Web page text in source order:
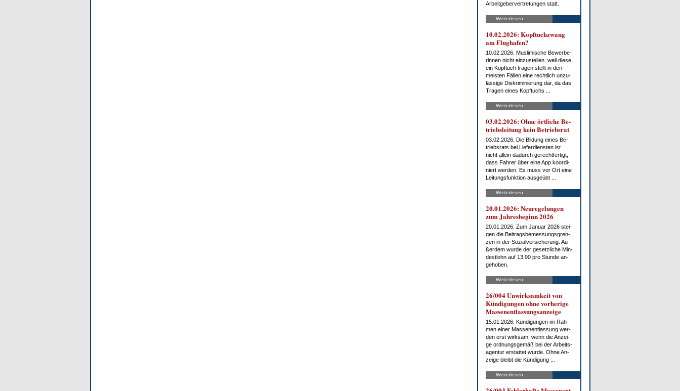
Ar­beit­ge­ber­ver­tre­tun­gen statt.
Weiterlesen
10.02.2026: Kopf­tuch­zwang
am Flug­ha­fen?
10.02.2026. Mus­li­mi­sche Be­wer­be­
rin­nen nicht ein­zu­stel­len, weil die­se
ein Kopf­tuch tra­gen stellt in den
meis­ten Fäl­len ei­ne recht­lich un­zu­
läs­si­ge Dis­kri­mi­nie­rung dar, da das
Tra­gen ei­nes Kopf­tuchs ...
Weiterlesen
03.02.2026: Oh­ne ört­li­che Be­
triebs­lei­tung kein Be­triebs­rat
03.02.2026. Die Bil­dung ei­nes Be­
triebs­rats bei Lie­fer­diens­ten ist
nicht al­lein da­durch ge­recht­fer­tigt,
dass Fah­rer über ei­ne App ko­or­di­
niert wer­den. Es muss vor Ort ei­ne
Lei­tungs­funk­ti­on aus­ge­übt ...
Weiterlesen
20.01.2026: Neu­re­ge­lun­gen
zum Jah­res­be­ginn 2026
20.01.2026. Zum Ja­nu­ar 2026 stei­
gen die Bei­trags­be­mes­sungs­gren­
zen in der So­zi­al­ver­si­che­rung. Au­
ßer­dem wur­de der ge­setz­li­che Min­
dest­lohn auf 13,90 pro St­un­de an­
ge­ho­ben.
Weiterlesen
26/004 Un­wirk­sam­keit von
Kün­di­gun­gen oh­ne vor­he­ri­ge
Mas­sen­ent­las­sungs­an­zei­ge
15.01.2026. Kün­di­gun­gen im Rah­
men ei­ner Mas­sen­ent­las­sung wer­
den erst wirk­sam, wenn die An­zei­
ge ord­nungs­ge­mäß bei der Ar­beits­
agen­tur er­stat­tet wur­de. Oh­ne An­
zei­ge bleibt die Kün­di­gung ...
Weiterlesen